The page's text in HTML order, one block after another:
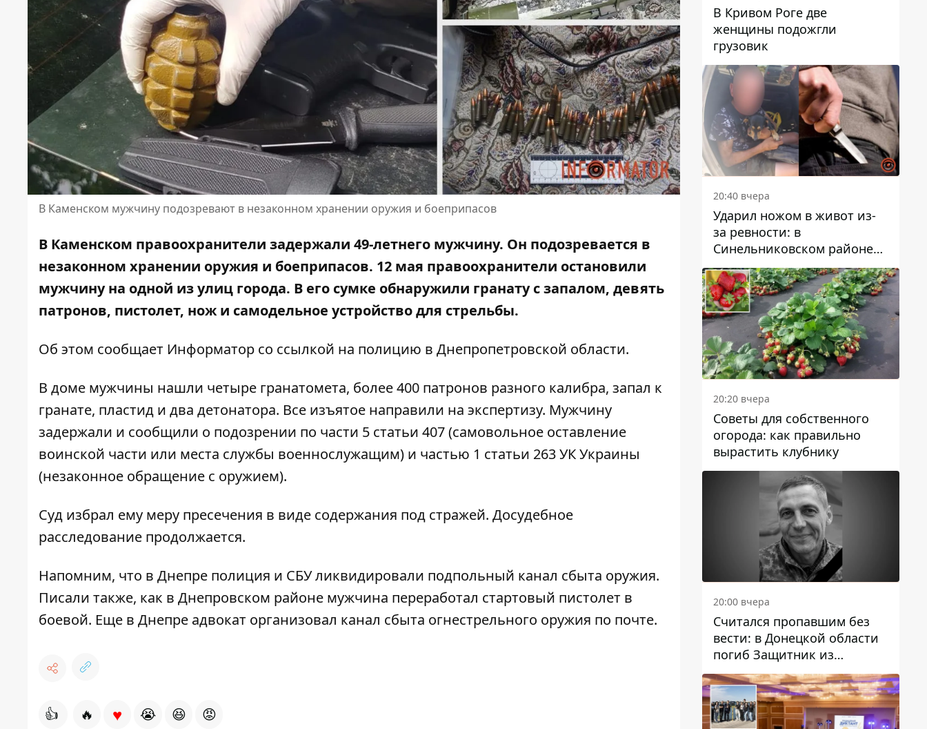
В Каменском мужчину подозревают в незаконном хранении оружия и боеприпасов
В Каменском правоохранители задержали 49-летнего мужчину. Он подозревается в
незаконном хранении оружия и боеприпасов. 12 мая правоохранители остановили
мужчину на одной из улиц города. В его сумке обнаружили гранату с запалом, девять
патронов, пистолет, нож и самодельное устройство для стрельбы.
Об этом сообщает Информатор со ссылкой на полицию в Днепропетровской области.
В доме мужчины нашли четыре гранатомета, более 400 патронов разного калибра, запал к
гранате, пластид и два детонатора. Все изъятое направили на экспертизу. Мужчину
задержали и сообщили о подозрении по части 5 статьи 407 (самовольное оставление
воинской части или места службы военнослужащим) и частью 1 статьи 263 УК Украины
(незаконное обращение с оружием).
Суд избрал ему меру пресечения в виде содержания под стражей. Досудебное
расследование продолжается.
Напомним, что в Днепре полиция и СБУ ликвидировали подпольный канал сбыта оружия.
Писали также, как в Днепровском районе мужчина переработал стартовый пистолет в
боевой. Еще в Днепре адвокат организовал канал сбыта огнестрельного оружия по почте.
👍 🔥 ♥ 😭 😆 😡
В Кривом Роге две
женщины подожгли
грузовик
20:40 вчера
Ударил ножом в живот из-
за ревности: в
Синельниковском районе
задержали 49-летнего
мужчину за убийство
20:20 вчера
Советы для собственного
огорода: как правильно
вырастить клубнику
20:00 вчера
Считался пропавшим без
вести: в Донецкой области
погиб Защитник из
Каменского Антон
Красовский